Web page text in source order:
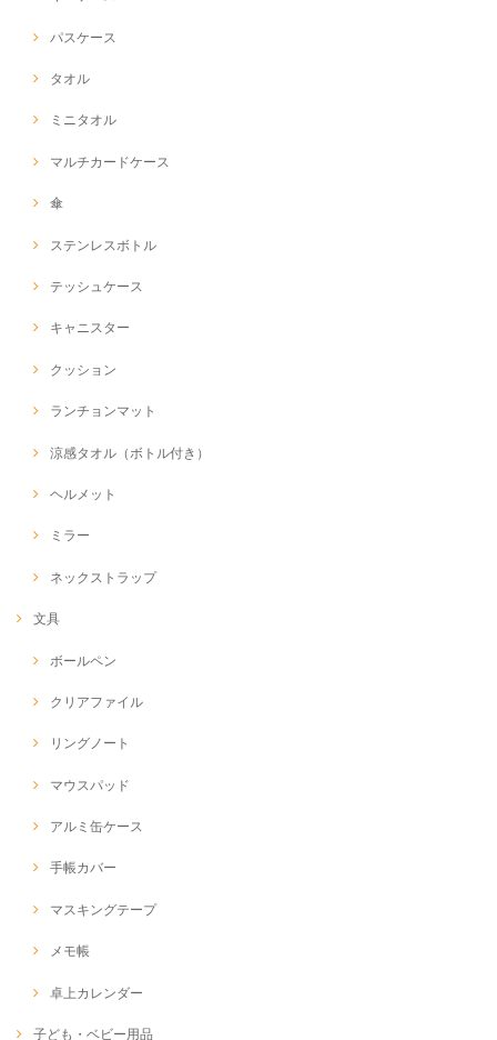
パスケース
タオル
ミニタオル
マルチカードケース
傘
ステンレスボトル
テッシュケース
キャニスター
クッション
ランチョンマット
涼感タオル（ボトル付き）
ヘルメット
ミラー
ネックストラップ
文具
ボールペン
クリアファイル
リングノート
マウスパッド
アルミ缶ケース
手帳カバー
マスキングテープ
メモ帳
卓上カレンダー
子ども・ベビー用品